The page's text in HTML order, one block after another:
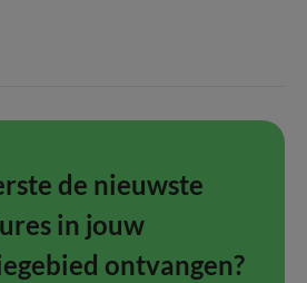
de nieuwste
in jouw
ontvangen?